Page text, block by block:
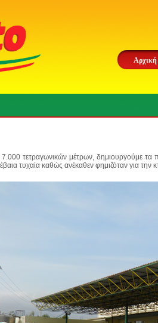
Αρχική
7.000 τετραγωνικών μέτρων, δημιουργούμε τα
τυχαία καθώς ανέκαθεν φημιζόταν για